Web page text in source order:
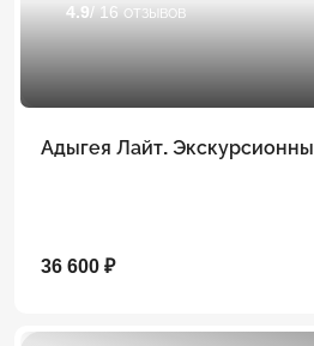
4.9 / 16 отзывов
Адыгея Лайт.
36 600 ₽